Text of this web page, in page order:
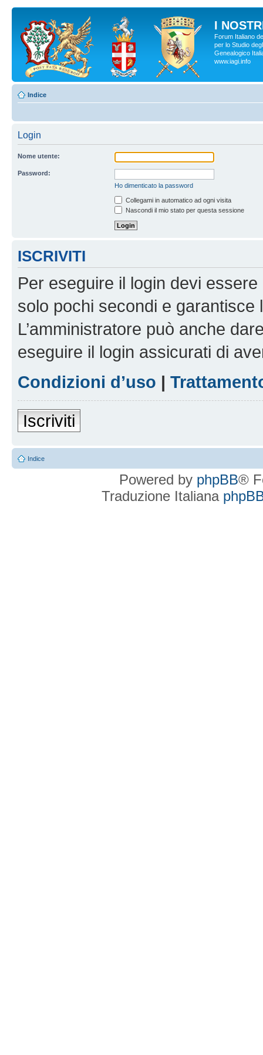
I
Forum Italiano
per lo Studio
Genealogico
www.iagi.info
Indice
Login
Nome utente:
Password:
Ho dimenticato la password
Collegami in automatico ad ogni visita
Nascondi il mio stato per questa sessione
ISCRIVITI
Per eseguire il login devi
solo pochi secondi e garantisce
L’amministratore può anche
eseguire il login assicurati di
Condizioni d’uso |
Iscriviti
Indice
Powered by phpBB®
Traduzione Italiana